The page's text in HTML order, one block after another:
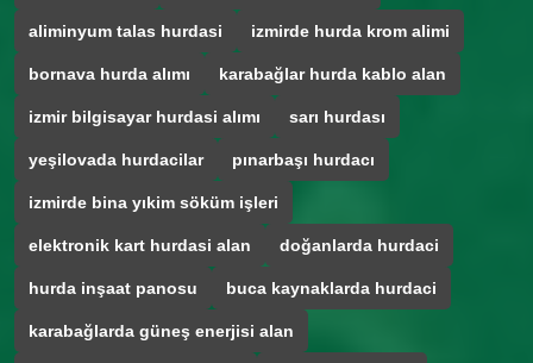
aliminyum talas hurdasi izmirde hurda krom alimi
bornava hurda alımı karabağlar hurda kablo alan
izmir bilgisayar hurdasi alımı sarı hurdası
yeşilovada hurdacilar pınarbaşı hurdacı
izmirde bina yıkim söküm işleri
elektronik kart hurdasi alan doğanlarda hurdaci
hurda inşaat panosu buca kaynaklarda hurdaci
karabağlarda güneş enerjisi alan